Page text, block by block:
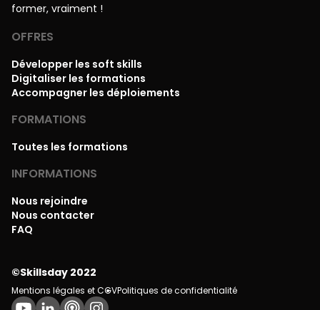
former, vraiment !
OFFRES
Développer les soft skills
Digitaliser les formations
Accompagner les déploiements
FORMATIONS
Toutes les formations
INFORMATIONS
Nous rejoindre
Nous contacter
FAQ
©Skillsday 2022
Mentions légales et CGVPolitiques de confidentialité